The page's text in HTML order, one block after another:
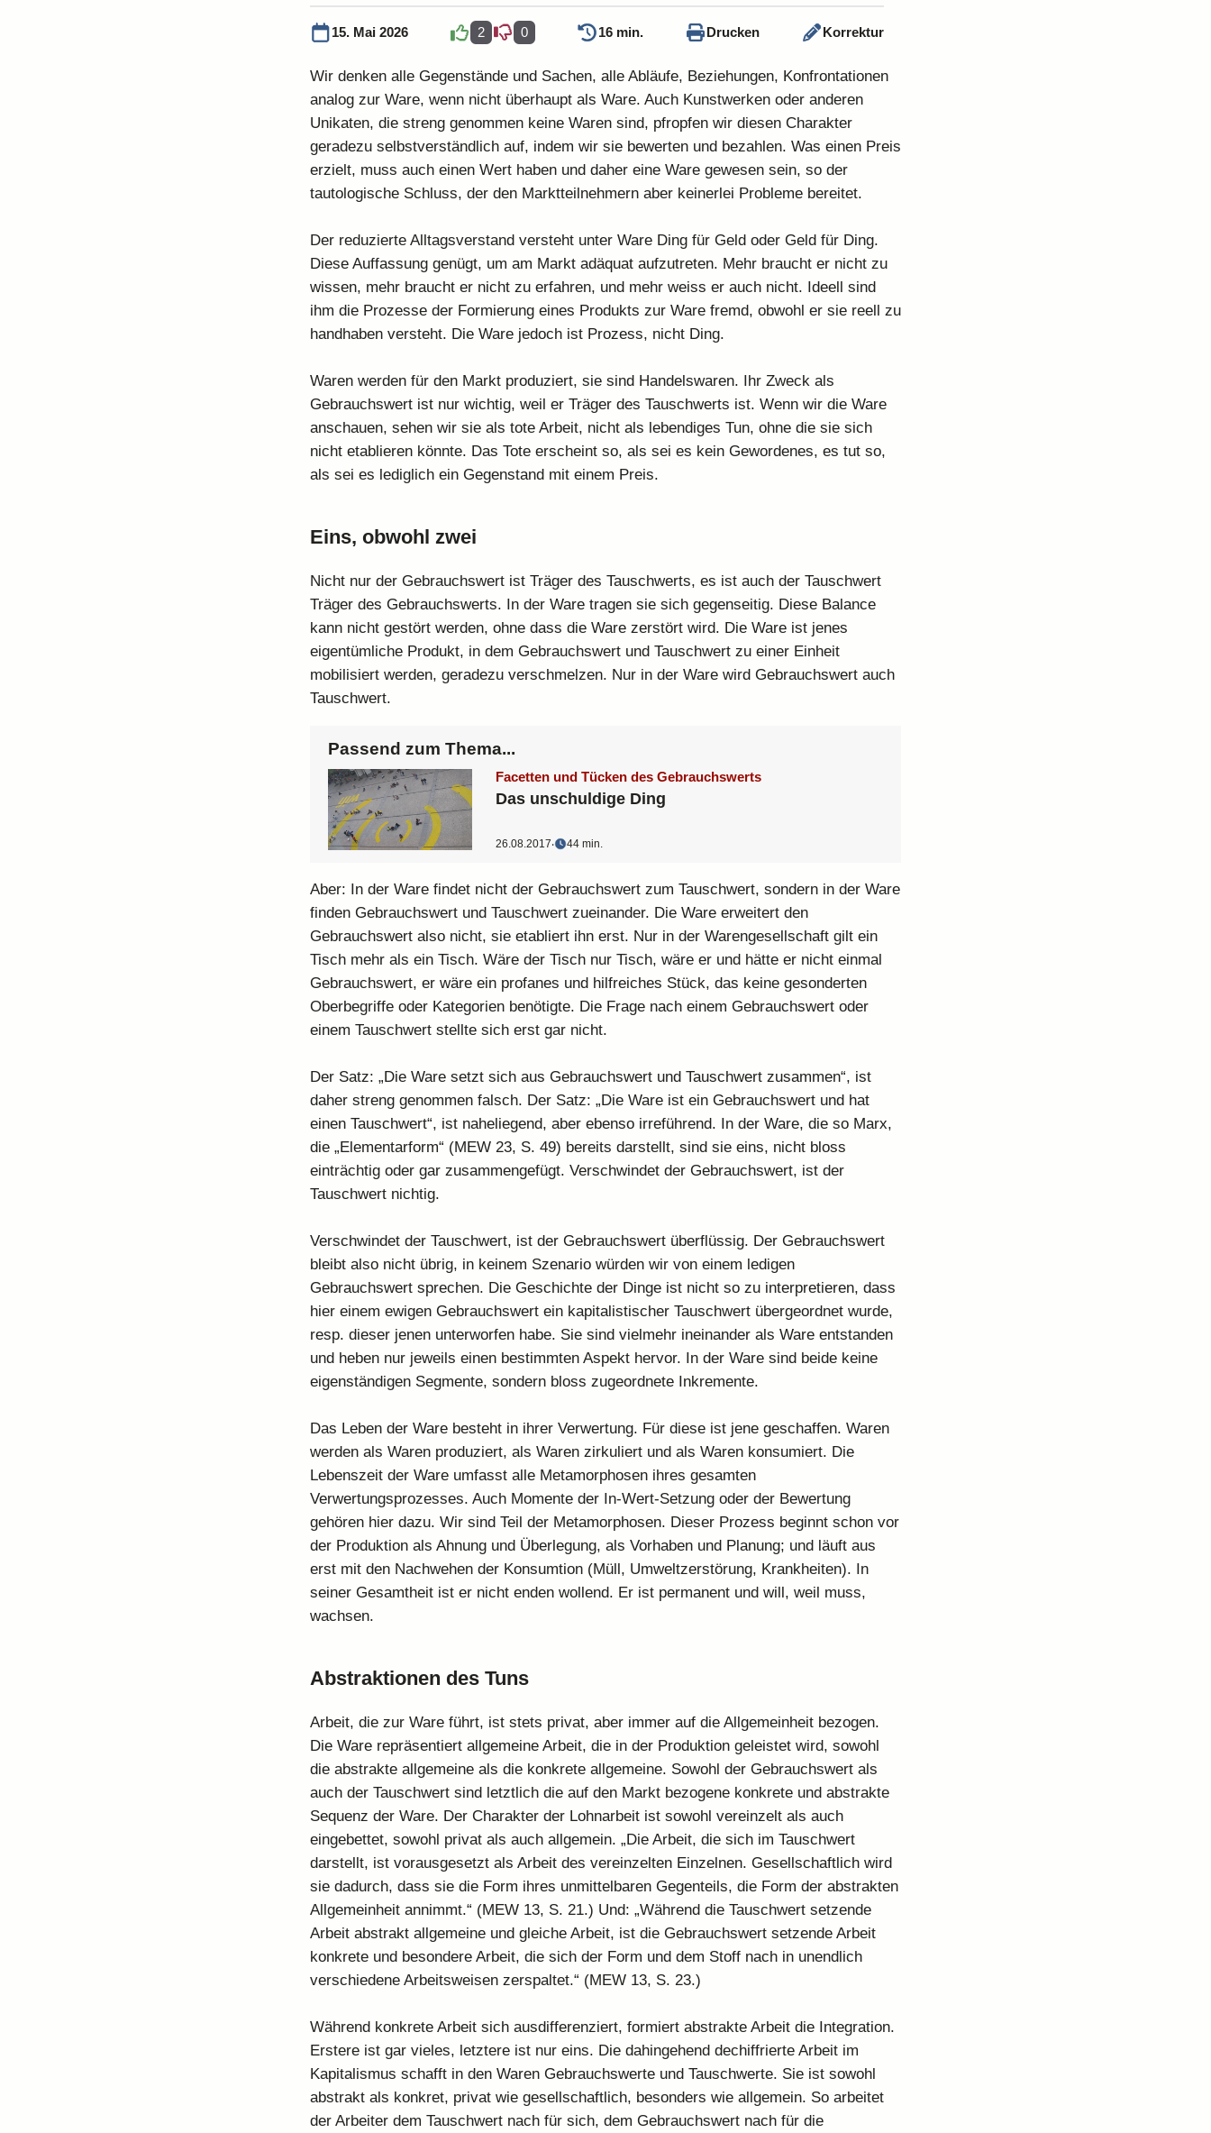
15. Mai 2026 2 0 16 min. Drucken Korrektur
Wir denken alle Gegenstände und Sachen, alle Abläufe, Beziehungen, Konfrontationen
analog zur Ware, wenn nicht überhaupt als Ware. Auch Kunstwerken oder anderen
Unikaten, die streng genommen keine Waren sind, pfropfen wir diesen Charakter
geradezu selbstverständlich auf, indem wir sie bewerten und bezahlen. Was einen Preis
erzielt, muss auch einen Wert haben und daher eine Ware gewesen sein, so der
tautologische Schluss, der den Marktteilnehmern aber keinerlei Probleme bereitet.
Der reduzierte Alltagsverstand versteht unter Ware Ding für Geld oder Geld für Ding.
Diese Auffassung genügt, um am Markt adäquat aufzutreten. Mehr braucht er nicht zu
wissen, mehr braucht er nicht zu erfahren, und mehr weiss er auch nicht. Ideell sind
ihm die Prozesse der Formierung eines Produkts zur Ware fremd, obwohl er sie reell zu
handhaben versteht. Die Ware jedoch ist Prozess, nicht Ding.
Waren werden für den Markt produziert, sie sind Handelswaren. Ihr Zweck als
Gebrauchswert ist nur wichtig, weil er Träger des Tauschwerts ist. Wenn wir die Ware
anschauen, sehen wir sie als tote Arbeit, nicht als lebendiges Tun, ohne die sie sich
nicht etablieren könnte. Das Tote erscheint so, als sei es kein Gewordenes, es tut so,
als sei es lediglich ein Gegenstand mit einem Preis.
Eins, obwohl zwei
Nicht nur der Gebrauchswert ist Träger des Tauschwerts, es ist auch der Tauschwert
Träger des Gebrauchswerts. In der Ware tragen sie sich gegenseitig. Diese Balance
kann nicht gestört werden, ohne dass die Ware zerstört wird. Die Ware ist jenes
eigentümliche Produkt, in dem Gebrauchswert und Tauschwert zu einer Einheit
mobilisiert werden, geradezu verschmelzen. Nur in der Ware wird Gebrauchswert auch
Tauschwert.
Passend zum Thema...
Facetten und Tücken des Gebrauchswerts
Das unschuldige Ding
26.08.2017‧ 44 min.
Aber: In der Ware findet nicht der Gebrauchswert zum Tauschwert, sondern in der Ware
finden Gebrauchswert und Tauschwert zueinander. Die Ware erweitert den
Gebrauchswert also nicht, sie etabliert ihn erst. Nur in der Warengesellschaft gilt ein
Tisch mehr als ein Tisch. Wäre der Tisch nur Tisch, wäre er und hätte er nicht einmal
Gebrauchswert, er wäre ein profanes und hilfreiches Stück, das keine gesonderten
Oberbegriffe oder Kategorien benötigte. Die Frage nach einem Gebrauchswert oder
einem Tauschwert stellte sich erst gar nicht.
Der Satz: „Die Ware setzt sich aus Gebrauchswert und Tauschwert zusammen“, ist
daher streng genommen falsch. Der Satz: „Die Ware ist ein Gebrauchswert und hat
einen Tauschwert“, ist naheliegend, aber ebenso irreführend. In der Ware, die so Marx,
die „Elementarform“ (MEW 23, S. 49) bereits darstellt, sind sie eins, nicht bloss
einträchtig oder gar zusammengefügt. Verschwindet der Gebrauchswert, ist der
Tauschwert nichtig.
Verschwindet der Tauschwert, ist der Gebrauchswert überflüssig. Der Gebrauchswert
bleibt also nicht übrig, in keinem Szenario würden wir von einem ledigen
Gebrauchswert sprechen. Die Geschichte der Dinge ist nicht so zu interpretieren, dass
hier einem ewigen Gebrauchswert ein kapitalistischer Tauschwert übergeordnet wurde,
resp. dieser jenen unterworfen habe. Sie sind vielmehr ineinander als Ware entstanden
und heben nur jeweils einen bestimmten Aspekt hervor. In der Ware sind beide keine
eigenständigen Segmente, sondern bloss zugeordnete Inkremente.
Das Leben der Ware besteht in ihrer Verwertung. Für diese ist jene geschaffen. Waren
werden als Waren produziert, als Waren zirkuliert und als Waren konsumiert. Die
Lebenszeit der Ware umfasst alle Metamorphosen ihres gesamten
Verwertungsprozesses. Auch Momente der In-Wert-Setzung oder der Bewertung
gehören hier dazu. Wir sind Teil der Metamorphosen. Dieser Prozess beginnt schon vor
der Produktion als Ahnung und Überlegung, als Vorhaben und Planung; und läuft aus
erst mit den Nachwehen der Konsumtion (Müll, Umweltzerstörung, Krankheiten). In
seiner Gesamtheit ist er nicht enden wollend. Er ist permanent und will, weil muss,
wachsen.
Abstraktionen des Tuns
Arbeit, die zur Ware führt, ist stets privat, aber immer auf die Allgemeinheit bezogen.
Die Ware repräsentiert allgemeine Arbeit, die in der Produktion geleistet wird, sowohl
die abstrakte allgemeine als die konkrete allgemeine. Sowohl der Gebrauchswert als
auch der Tauschwert sind letztlich die auf den Markt bezogene konkrete und abstrakte
Sequenz der Ware. Der Charakter der Lohnarbeit ist sowohl vereinzelt als auch
eingebettet, sowohl privat als auch allgemein. „Die Arbeit, die sich im Tauschwert
darstellt, ist vorausgesetzt als Arbeit des vereinzelten Einzelnen. Gesellschaftlich wird
sie dadurch, dass sie die Form ihres unmittelbaren Gegenteils, die Form der abstrakten
Allgemeinheit annimmt.“ (MEW 13, S. 21.) Und: „Während die Tauschwert setzende
Arbeit abstrakt allgemeine und gleiche Arbeit, ist die Gebrauchswert setzende Arbeit
konkrete und besondere Arbeit, die sich der Form und dem Stoff nach in unendlich
verschiedene Arbeitsweisen zerspaltet.“ (MEW 13, S. 23.)
Während konkrete Arbeit sich ausdifferenziert, formiert abstrakte Arbeit die Integration.
Erstere ist gar vieles, letztere ist nur eins. Die dahingehend dechiffrierte Arbeit im
Kapitalismus schafft in den Waren Gebrauchswerte und Tauschwerte. Sie ist sowohl
abstrakt als konkret, privat wie gesellschaftlich, besonders wie allgemein. So arbeitet
der Arbeiter dem Tauschwert nach für sich, dem Gebrauchswert nach für die